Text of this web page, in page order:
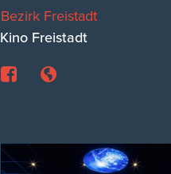
Bezirk Freistadt
Kino Freistadt